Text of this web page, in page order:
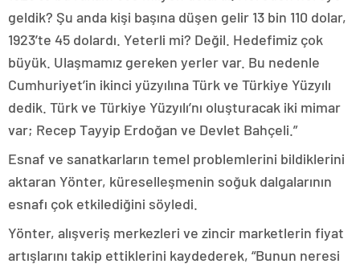
geldik? Şu anda kişi başına düşen gelir 13 bin 110 dolar,
1923’te 45 dolardı. Yeterli mi? Değil. Hedefimiz çok
büyük. Ulaşmamız gereken yerler var. Bu nedenle
Cumhuriyet’in ikinci yüzyılına Türk ve Türkiye Yüzyılı
dedik. Türk ve Türkiye Yüzyılı’nı oluşturacak iki mimar
var; Recep Tayyip Erdoğan ve Devlet Bahçeli.”
Esnaf ve sanatkarların temel problemlerini bildiklerini
aktaran Yönter, küreselleşmenin soğuk dalgalarının
esnafı çok etkilediğini söyledi.
Yönter, alışveriş merkezleri ve zincir marketlerin fiyat
artışlarını takip ettiklerini kaydederek, “Bunun neresi